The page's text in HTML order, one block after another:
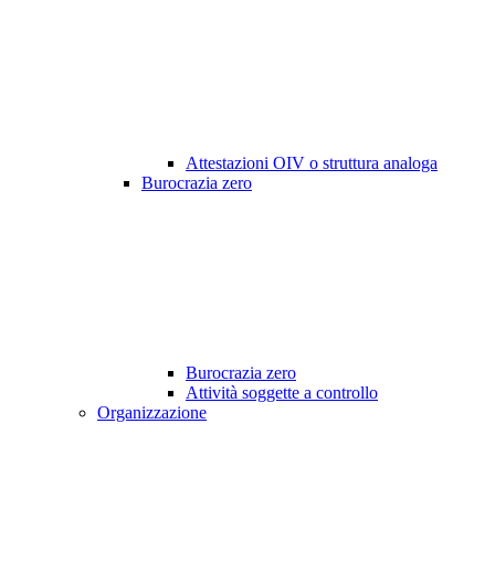
Attestazioni OIV o struttura analoga
Burocrazia zero
Burocrazia zero
Attività soggette a controllo
Organizzazione